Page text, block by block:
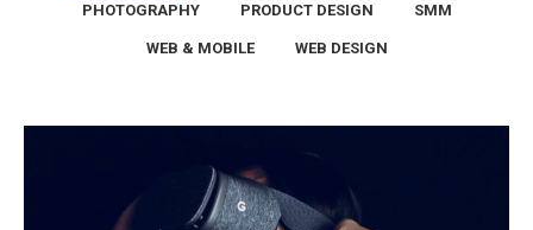
PHOTOGRAPHY PRODUCT DESIGN SMM
WEB & MOBILE WEB DESIGN